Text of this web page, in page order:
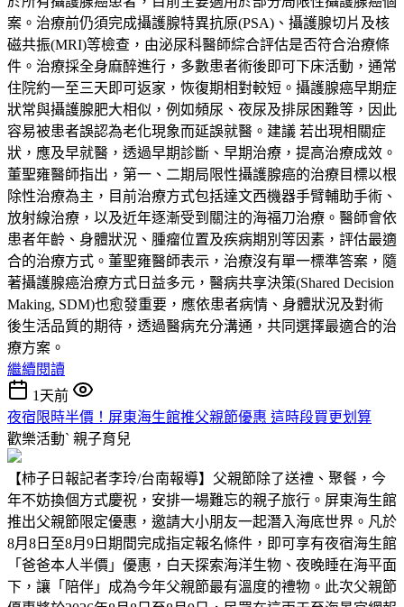
案。治療前仍須完成攝護腺特異抗原(PSA)、攝護腺切片及核
磁共振(MRI)等檢查，由泌尿科醫師綜合評估是否符合治療條
件。治療採全身麻醉進行，多數患者術後即可下床活動，通常
住院約一至三天即可返家，恢復期相對較短。攝護腺癌早期症
狀常與攝護腺肥大相似，例如頻尿、夜尿及排尿困難等，因此
容易被患者誤認為老化現象而延誤就醫。建議 若出現相關症
狀，應及早就醫，透過早期診斷、早期治療，提高治療成效。
董聖雍醫師指出，第一、二期局限性攝護腺癌的治療目標以根
除性治療為主，目前治療方式包括達文西機器手臂輔助手術、
放射線治療，以及近年逐漸受到關注的海福刀治療。醫師會依
患者年齡、身體狀況、腫瘤位置及疾病期別等因素，評估最適
合的治療方式。董聖雍醫師表示，治療沒有單一標準答案，隨
著攝護腺癌治療方式日益多元，醫病共享決策(Shared Decision
Making, SDM)也愈發重要，應依患者病情、身體狀況及對術
後生活品質的期待，透過醫病充分溝通，共同選擇最適合的治
療方案。
繼續閱讀
1天前
夜宿限時半價！屏東海生館推父親節優惠 這時段買更划算
歡樂活動ˋ 親子育兒
【柿子日報記者李玲/台南報導】父親節除了送禮、聚餐，今
年不妨換個方式慶祝，安排一場難忘的親子旅行。屏東海生館
推出父親節限定優惠，邀請大小朋友一起潛入海底世界。凡於
8月8日至8月9日期間完成指定報名條件，即可享有夜宿海生館
「爸爸本人半價」優惠，白天探索海洋生物、夜晚睡在海平面
下，讓「陪伴」成為今年父親節最有溫度的禮物。此次父親節